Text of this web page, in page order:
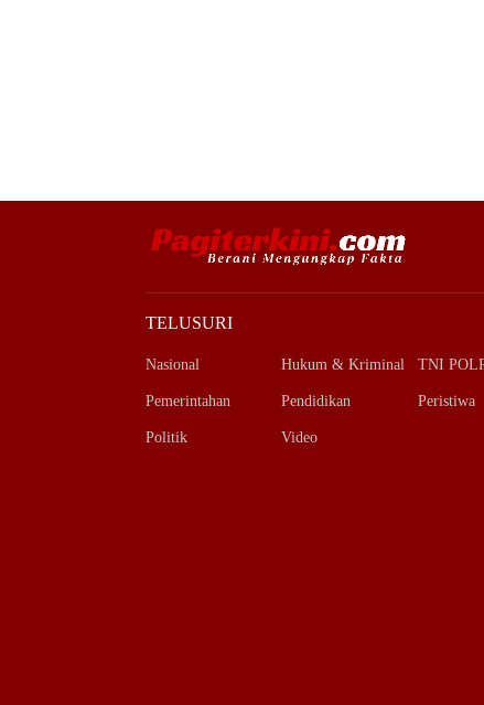
TELUSURI
Nasional Hukum & Kriminal TNI
Pemerintahan Pendidikan Peristiwa
Politik Video